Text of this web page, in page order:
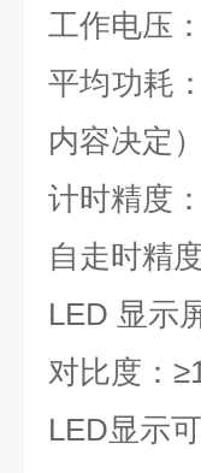
工作电压：
平均功耗：
内容决定）
计时精度：
自走时精
LED 显示
对比度：
LED显示